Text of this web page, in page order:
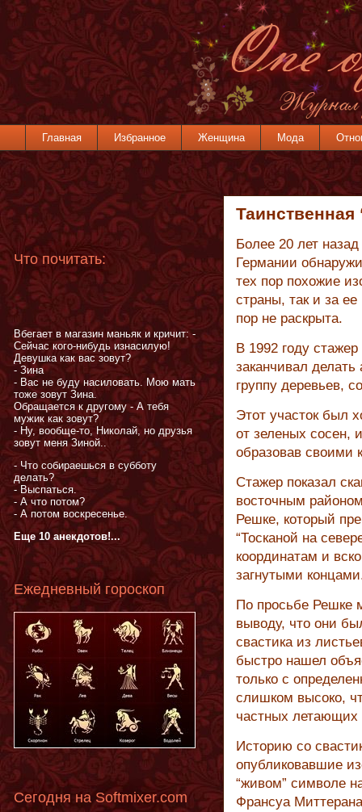
Главная Избранное Женщина Мода
Таинственная
Более 20 лет
Германии
тех пор похожие
страны, так и за
пор не раскрыта.
В 1992 году
заканчивал
группу деревьев,
Этот участок был
от зеленых сосен,
образовав своими
Стажер показал
восточным
Решке, который
“Тосканой на
координатам и
загнутыми
По просьбе Решке
выводу, что они
свастика из
быстро нашел
только с
слишком высоко,
частных летающих
Историю со
опубликовавшие
“живом” символе
Франсуа
Что почитать:
Вбегает в магазин маньяк и кричит: -
Сейчас кого-нибудь изнасилую!
Девушка как вас зовут?
- Зина
- Вас не буду насиловать. Мою мать
тоже зовут Зина.
Обращается к другому - А тебя
мужик как зовут?
- Ну, вообще-то, Николай, но друзья
зовут меня Зиной..
- Что собираешься в субботу
делать?
- Выспаться.
- А что потом?
- А потом воскресенье.
Еще 10 анекдотов!...
Ежедневный гороскоп
Сегодня на Softmixer.com